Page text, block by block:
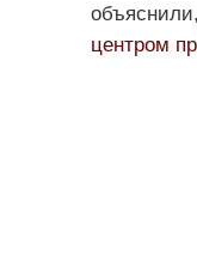
центром